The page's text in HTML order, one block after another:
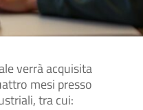
verrà acquisita
mesi presso
tra cui: